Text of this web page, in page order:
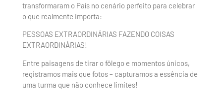
transformaram o País no cenário perfeito para celebrar
o que realmente importa:
PESSOAS EXTRAORDINÁRIAS FAZENDO COISAS
EXTRAORDINÁRIAS!
Entre paisagens de tirar o fôlego e momentos únicos,
registramos mais que fotos – capturamos a essência de
uma turma que não conhece limites!